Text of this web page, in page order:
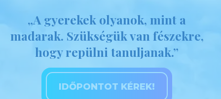
„A gyerekek olyanok, mint a
madarak. Szükségük van fészekre,
hogy repülni tanuljanak.”
IDŐPONTOT KÉREK!